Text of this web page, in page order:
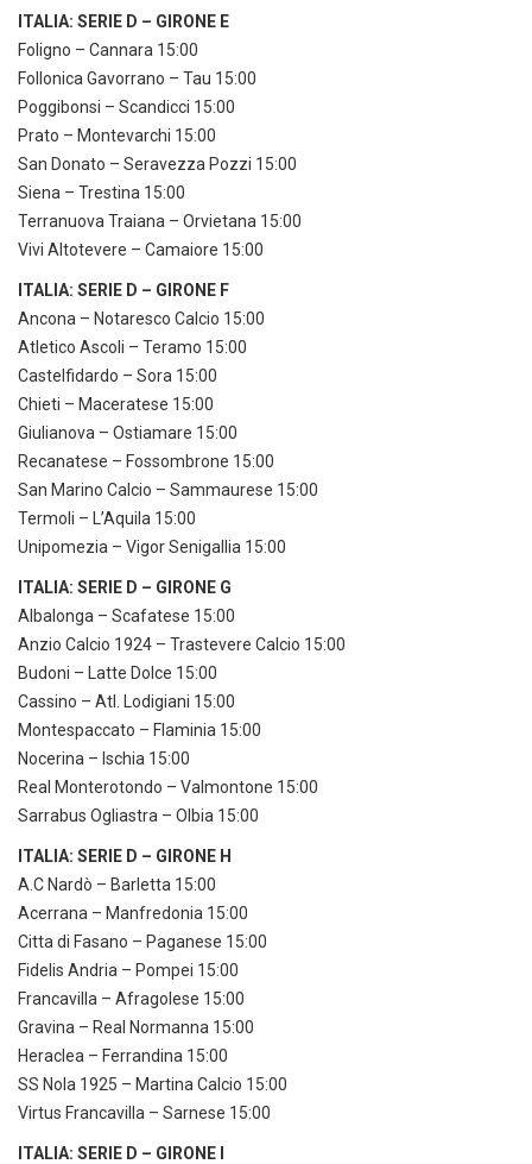
ITALIA: SERIE D – GIRONE E
Foligno – Cannara 15:00
Follonica Gavorrano – Tau 15:00
Poggibonsi – Scandicci 15:00
Prato – Montevarchi 15:00
San Donato – Seravezza Pozzi 15:00
Siena – Trestina 15:00
Terranuova Traiana – Orvietana 15:00
Vivi Altotevere – Camaiore 15:00
ITALIA: SERIE D – GIRONE F
Ancona – Notaresco Calcio 15:00
Atletico Ascoli – Teramo 15:00
Castelfidardo – Sora 15:00
Chieti – Maceratese 15:00
Giulianova – Ostiamare 15:00
Recanatese – Fossombrone 15:00
San Marino Calcio – Sammaurese 15:00
Termoli – L’Aquila 15:00
Unipomezia – Vigor Senigallia 15:00
ITALIA: SERIE D – GIRONE G
Albalonga – Scafatese 15:00
Anzio Calcio 1924 – Trastevere Calcio 15:00
Budoni – Latte Dolce 15:00
Cassino – Atl. Lodigiani 15:00
Montespaccato – Flaminia 15:00
Nocerina – Ischia 15:00
Real Monterotondo – Valmontone 15:00
Sarrabus Ogliastra – Olbia 15:00
ITALIA: SERIE D – GIRONE H
A.C Nardò – Barletta 15:00
Acerrana – Manfredonia 15:00
Citta di Fasano – Paganese 15:00
Fidelis Andria – Pompei 15:00
Francavilla – Afragolese 15:00
Gravina – Real Normanna 15:00
Heraclea – Ferrandina 15:00
SS Nola 1925 – Martina Calcio 15:00
Virtus Francavilla – Sarnese 15:00
ITALIA: SERIE D – GIRONE I